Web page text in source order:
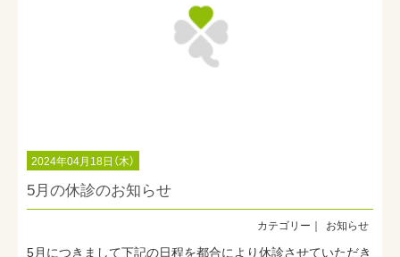
2024年04月18日（木）
5月の休診のお知らせ
お知らせ
5月につきまして下記の日程を都合により休診させていただき